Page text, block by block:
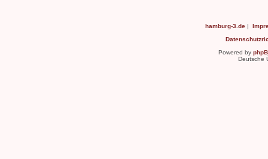
hamburg-3.de |
Powered by
Deutsche